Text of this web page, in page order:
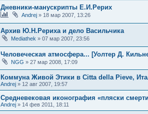
Дневники-манускрипты Е.И.Рерих
Andrej » 18 мар 2007, 13:26
Архив Ю.Н.Рериха и дело Васильчика
Mediathek » 07 мар 2007, 23:56
Человеческая атмосфера... [Уолтер Д.
NGG » 27 мар 2008, 17:09
Коммуна Живой Этики в Citta della Pieve,
Andrej » 12 авг 2007, 19:57
Средневековая иконография «пляски
Andrej » 14 фев 2011, 18:11